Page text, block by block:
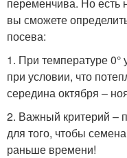
вы сможете
посева:
1. При температуре 0°
при условии, что
середина октября –
2. Важный критерий –
для того, чтобы
раньше времени!